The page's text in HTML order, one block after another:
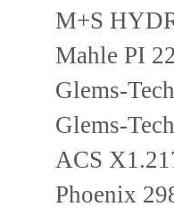
M+S
Mahle PI
Glems-
Glems-
ACS
Phoenix